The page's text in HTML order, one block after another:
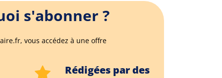
s'abonner ?
vous accédez à une offre
Rédigées par des